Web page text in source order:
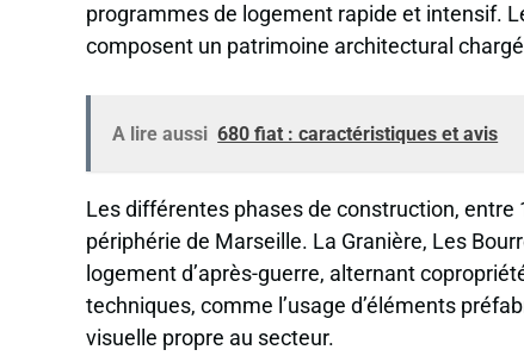
programmes de logement rapide et intensif.
composent un patrimoine architectural chargé
A lire aussi 680 fiat : caractéristiques et avis
Les différentes phases de construction, entre
périphérie de Marseille. La Granière, Les
logement d’après-guerre, alternant
techniques, comme l’usage d’éléments
visuelle propre au secteur.